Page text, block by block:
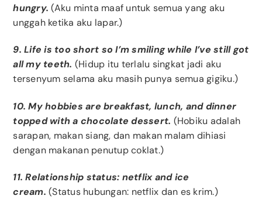
hungry.(Aku minta maaf untuk semua yang aku
unggah ketika aku lapar.)
9. Life is too short so I’m smiling while I’ve still got
all my teeth. (Hidup itu terlalu singkat jadi aku
tersenyum selama aku masih punya semua gigiku.)
10. My hobbies are breakfast, lunch, and dinner
topped with a chocolate dessert. (Hobiku adalah
sarapan, makan siang, dan makan malam dihiasi
dengan makanan penutup coklat.)
11. Relationship status: netflix and ice
cream.(Status hubungan: netflix dan es krim.)